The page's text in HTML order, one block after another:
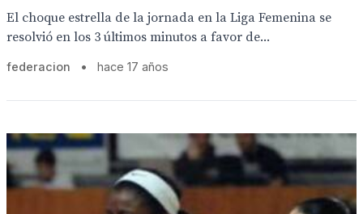
El choque estrella de la jornada en la Liga Femenina se
resolvió en los 3 últimos minutos a favor de...
federacion • hace 17 años